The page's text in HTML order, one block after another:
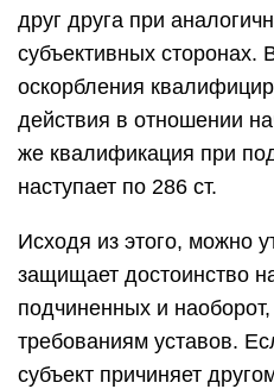
друг друга при
субъективных сторонах.
оскорбления
действия в отношении
же квалификация при
наступает по 286 ст.
Исходя из этого, можно
защищает достоинство
подчиненных и наоборот,
требованиям уставов.
субъект причиняет